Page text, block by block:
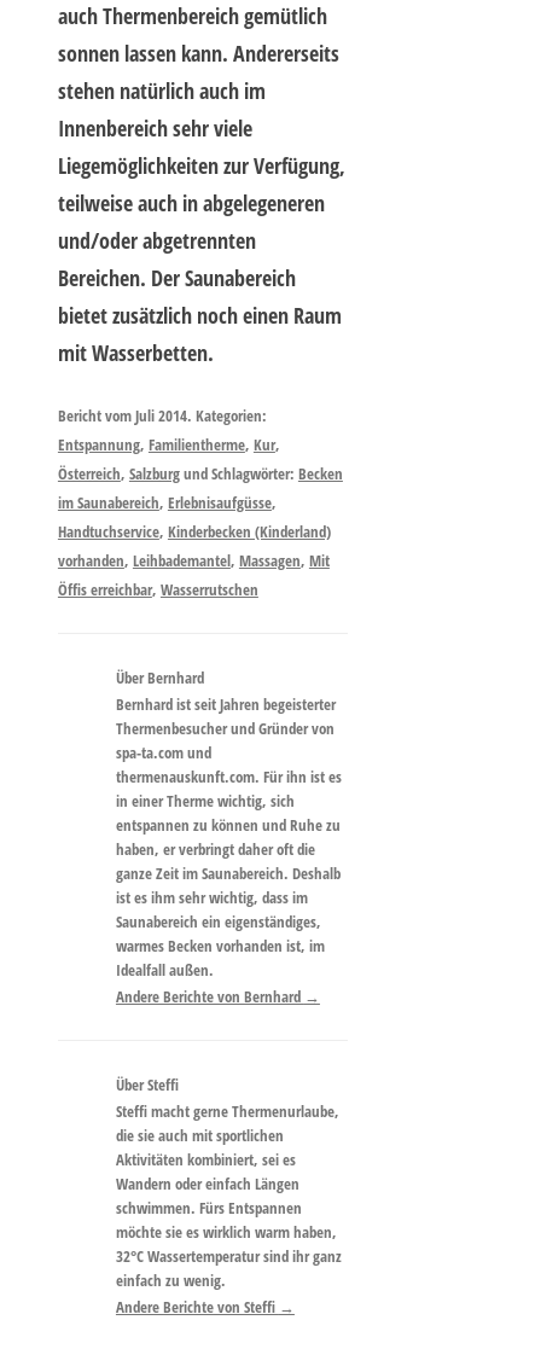
auch Thermenbereich gemütlich
sonnen lassen kann. Andererseits
stehen natürlich auch im
Innenbereich sehr viele
Liegemöglichkeiten zur Verfügung,
teilweise auch in abgelegeneren
und/oder abgetrennten
Bereichen. Der Saunabereich
bietet zusätzlich noch einen Raum
mit Wasserbetten.
Bericht vom Juli 2014. Kategorien:
Entspannung, Familientherme, Kur,
Österreich, Salzburgund Schlagwörter: Becken
im Saunabereich, Erlebnisaufgüsse,
Handtuchservice, Kinderbecken (Kinderland)
vorhanden, Leihbademantel, Massagen, Mit
Öffis erreichbar, Wasserrutschen
Über Bernhard
Bernhard ist seit Jahren begeisterter
Thermenbesucher und Gründer von
spa-ta.com und
thermenauskunft.com. Für ihn ist es
in einer Therme wichtig, sich
entspannen zu können und Ruhe zu
haben, er verbringt daher oft die
ganze Zeit im Saunabereich. Deshalb
ist es ihm sehr wichtig, dass im
Saunabereich ein eigenständiges,
warmes Becken vorhanden ist, im
Idealfall außen.
Andere Berichte von Bernhard →
Über Steffi
Steffi macht gerne Thermenurlaube,
die sie auch mit sportlichen
Aktivitäten kombiniert, sei es
Wandern oder einfach Längen
schwimmen. Fürs Entspannen
möchte sie es wirklich warm haben,
32°C Wassertemperatur sind ihr ganz
einfach zu wenig.
Andere Berichte von Steffi →